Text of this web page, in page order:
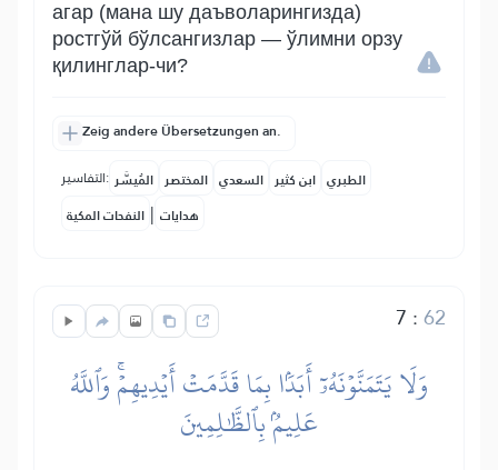
агар (мана шу даъволарингизда)
ростгўй бўлсангизлар — ўлимни орзу
қилинглар-чи?
Zeig andere Übersetzungen an.
التفاسير: المُيسَّر المختصر السعدي ابن كثير الطبري
النفحات المكية | هدايات
7 :62
وَلَا يَتَمَنَّوۡنَهُۥٓ أَبَدَۢا بِمَا قَدَّمَتۡ أَيۡدِيهِمۡۚ وَٱللَّهُ
عَلِيمُۢ بِٱلظَّٰلِمِينَ